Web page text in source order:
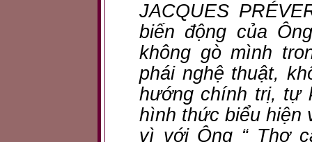
JACQUES
biến động của
không gò mình
phái nghệ thuật,
hướng chính trị, tự
hình thức biểu hiện
vì với Ông “ Thơ